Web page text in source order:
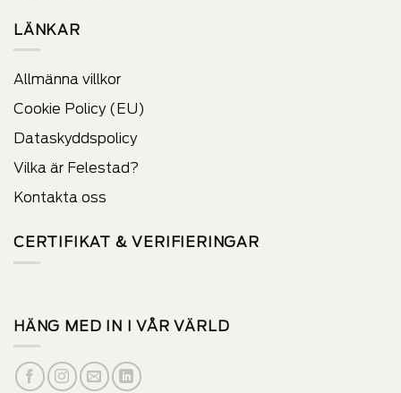
LÄNKAR
Allmänna villkor
Cookie Policy (EU)
Dataskyddspolicy
Vilka är Felestad?
Kontakta oss
CERTIFIKAT & VERIFIERINGAR
HÄNG MED IN I VÅR VÄRLD